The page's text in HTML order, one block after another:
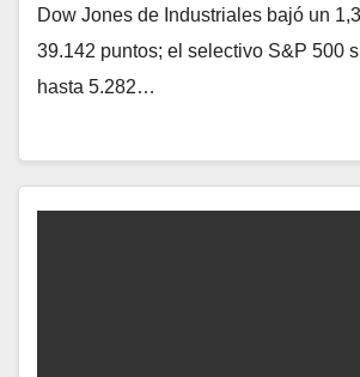
Dow Jones de Industriales bajó un
39.142 puntos; el selectivo S&P 500
hasta 5.282…